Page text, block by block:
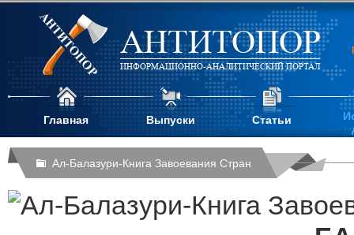
АНТИТОПОР
ИНФОРМАЦИОННО-АНАЛИТИЧЕСКИЙ ПОРТАЛ
Главная Выпуски Статьи
Ал-Балазури-Книга Завоевания Стран